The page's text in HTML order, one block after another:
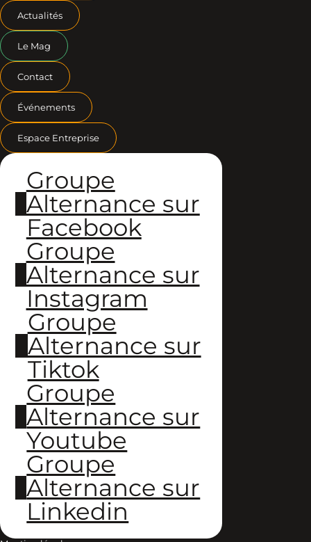
Actualités
Le Mag
Contact
Événements
Espace Entreprise
Groupe
Alternance sur
Facebook
Groupe
Alternance sur
Instagram
Groupe
Alternance sur
Tiktok
Groupe
Alternance sur
Youtube
Groupe
Alternance sur
Linkedin